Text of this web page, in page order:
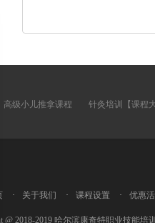
高级小儿推拿课程 针灸培训【课程
· 关于我们 · 课程设置 · 优惠
@ 2018-2019 哈尔滨康奇特职业技能培